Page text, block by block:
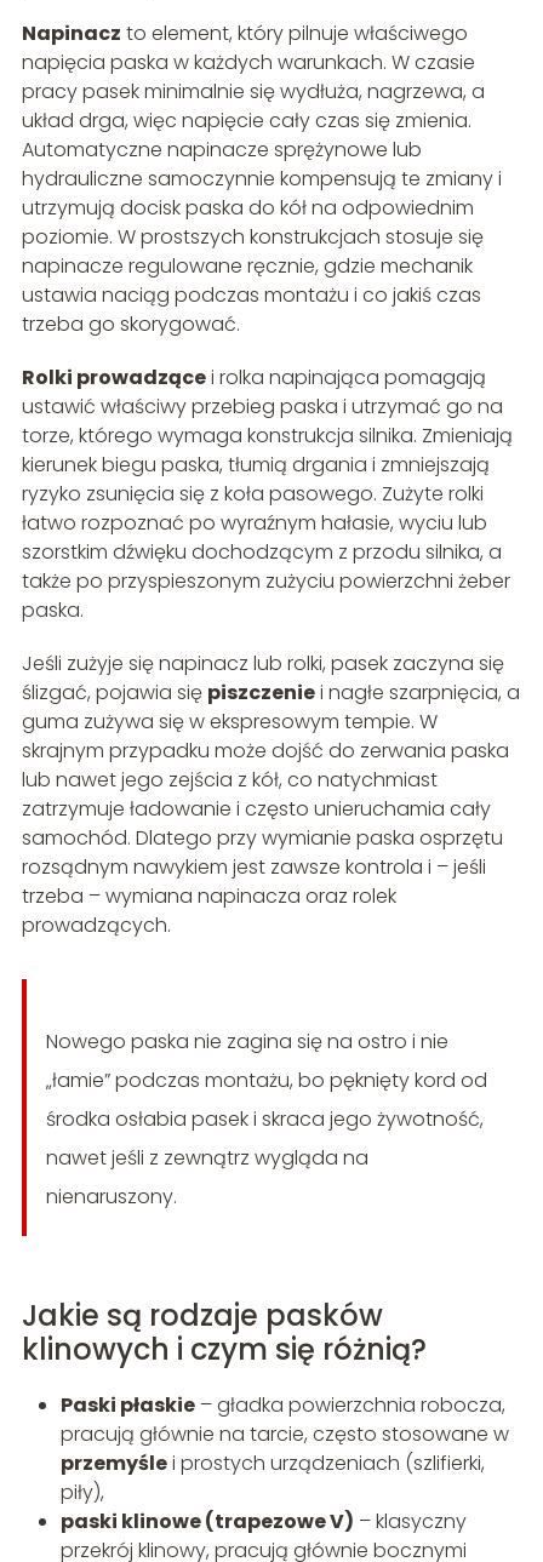
Napinacz to element, który pilnuje właściwego
napięcia paska w każdych warunkach. W czasie
pracy pasek minimalnie się wydłuża, nagrzewa, a
układ drga, więc napięcie cały czas się zmienia.
Automatyczne napinacze sprężynowe lub
hydrauliczne samoczynnie kompensują te zmiany i
utrzymują docisk paska do kół na odpowiednim
poziomie. W prostszych konstrukcjach stosuje się
napinacze regulowane ręcznie, gdzie mechanik
ustawia naciąg podczas montażu i co jakiś czas
trzeba go skorygować.
Rolki prowadzącei rolka napinająca pomagają
ustawić właściwy przebieg paska i utrzymać go na
torze, którego wymaga konstrukcja silnika. Zmieniają
kierunek biegu paska, tłumią drgania i zmniejszają
ryzyko zsunięcia się z koła pasowego. Zużyte rolki
łatwo rozpoznać po wyraźnym hałasie, wyciu lub
szorstkim dźwięku dochodzącym z przodu silnika, a
także po przyspieszonym zużyciu powierzchni żeber
paska.
Jeśli zużyje się napinacz lub rolki, pasek zaczyna się
ślizgać, pojawia się piszczeniei nagłe szarpnięcia, a
guma zużywa się w ekspresowym tempie. W
skrajnym przypadku może dojść do zerwania paska
lub nawet jego zejścia z kół, co natychmiast
zatrzymuje ładowanie i często unieruchamia cały
samochód. Dlatego przy wymianie paska osprzętu
rozsądnym nawykiem jest zawsze kontrola i – jeśli
trzeba – wymiana napinacza oraz rolek
prowadzących.
Nowego paska nie zagina się na ostro i nie
„łamie” podczas montażu, bo pęknięty kord od
środka osłabia pasek i skraca jego żywotność,
nawet jeśli z zewnątrz wygląda na
nienaruszony.
Jakie są rodzaje pasków
klinowych i czym się różnią?
Paski płaskie– gładka powierzchnia robocza,
pracują głównie na tarcie, często stosowane w
przemyślei prostych urządzeniach (szlifierki,
piły),
paski klinowe (trapezowe V) – klasyczny
przekrój klinowy, pracują głównie bocznymi